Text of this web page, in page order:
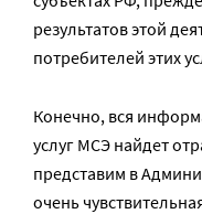
результатов этой
потребителей этих
Конечно, вся
услуг МСЭ найдет
представим в
очень